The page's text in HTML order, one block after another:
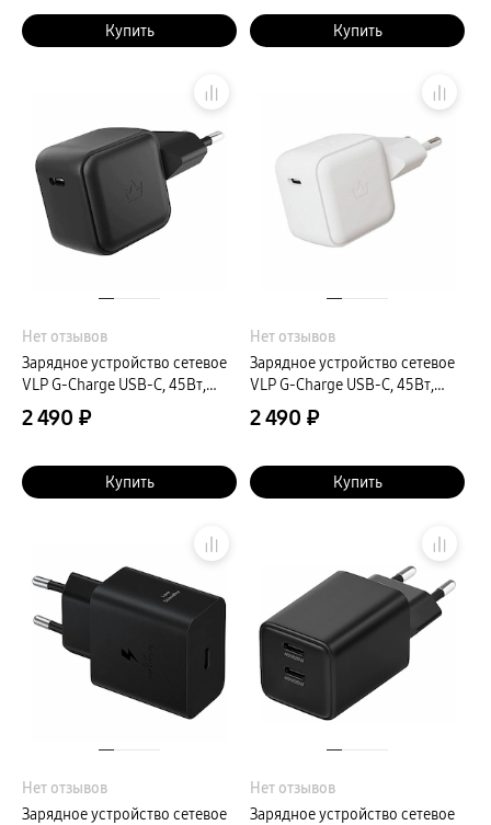
Купить Купить
Нет отзывов
Зарядное устройство сетевое
VLP G-Charge USB-C, 45Вт,
черный
2 490 ₽
Купить
Нет отзывов
Зарядное устройство сетевое
VLP G-Charge USB-C, 45Вт,
белый
2 490 ₽
Купить
Нет отзывов
Зарядное устройство сетевое
Нет отзывов
Зарядное устройство сетевое